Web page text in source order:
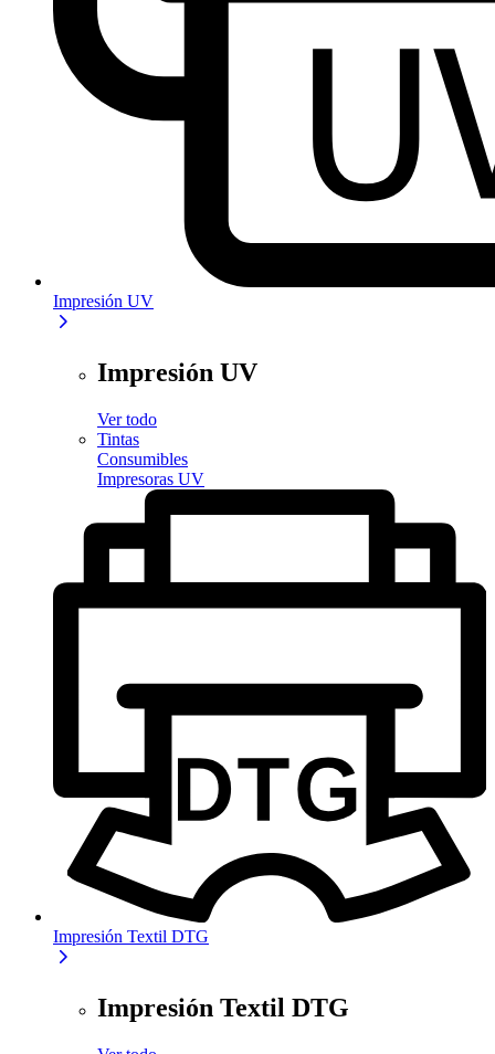
Impresión UV
Impresión UV
Ver todo
Tintas
Consumibles
Impresoras UV
Impresión Textil DTG
Impresión Textil DTG